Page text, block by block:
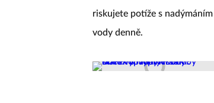
riskujete potíže s
vody denně.